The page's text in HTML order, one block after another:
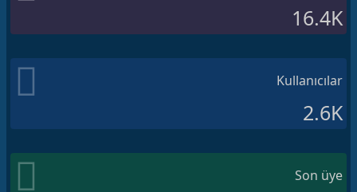
16.4K
Kullanıcılar
2.6K
Son üye